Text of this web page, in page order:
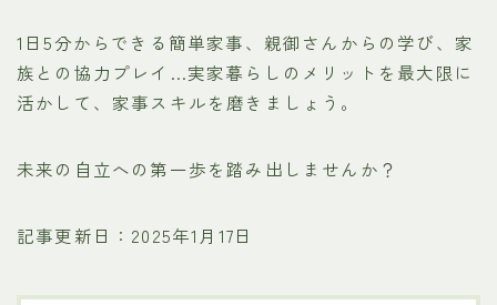
1日5分からできる簡単家事、親御さんからの学び、家
族との協力プレイ…実家暮らしのメリットを最大限に
活かして、家事スキルを磨きましょう。
未来の自立への第一歩を踏み出しませんか？
記事更新日：2025年1月17日